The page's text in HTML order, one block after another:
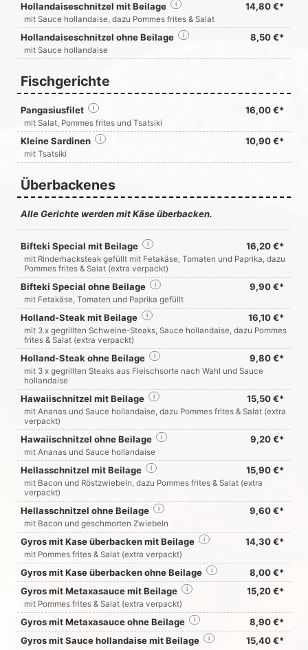
Hollandaiseschnitzel mit Beilage 14,80 €*
i
mit Sauce hollandaise, dazu Pommes frites & Salat
Hollandaiseschnitzel ohne Beilage 8,50 €*
i
mit Sauce hollandaise
Fischgerichte
Pangasiusfilet 16,00 €*
i
mit Salat, Pommes frites und Tsatsiki
Kleine Sardinen 10,90 €*
i
mit Tsatsiki
Überbackenes
Alle Gerichte werden mit Käse überbacken.
Bifteki Special mit Beilage 16,20 €*
i
mit Rinderhacksteak gefüllt mit Fetakäse, Tomaten und Paprika, dazu
Pommes frites & Salat (extra verpackt)
Bifteki Special ohne Beilage 9,90 €*
i
mit Fetakäse, Tomaten und Paprika gefüllt
Holland-Steak mit Beilage 16,10 €*
i
mit 3 x gegrillten Schweine-Steaks, Sauce hollandaise, dazu Pommes
frites & Salat (extra verpackt)
Holland-Steak ohne Beilage 9,80 €*
i
mit 3 x gegrillten Steaks aus Fleischsorte nach Wahl und Sauce
hollandaise
Hawaiischnitzel mit Beilage 15,50 €*
i
mit Ananas und Sauce hollandaise, dazu Pommes frites & Salat (extra
verpackt)
Hawaiischnitzel ohne Beilage 9,20 €*
i
mit Ananas und Sauce hollandaise
Hellasschnitzel mit Beilage 15,90 €*
i
mit Bacon und Röstzwiebeln, dazu Pommes frites & Salat (extra
verpackt)
Hellasschnitzel ohne Beilage 9,60 €*
i
mit Bacon und geschmorten Zwiebeln
Gyros mit Kase überbacken mit Beilage 14,30 €*
i
mit Pommes frites & Salat (extra verpackt)
Gyros mit Kase überbacken ohne Beilage 8,00 €*
i
Gyros mit Metaxasauce mit Beilage 15,20 €*
i
mit Pommes frites & Salat (extra verpackt)
Gyros mit Metaxasauce ohne Beilage 8,90 €*
i
Gyros mit Sauce hollandaise mit Beilage 15,40 €*
i